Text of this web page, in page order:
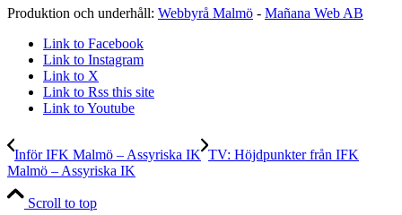
Produktion och underhåll: Webbyrå Malmö - Mañana Web AB
Link to Facebook
Link to Instagram
Link to X
Link to Rss this site
Link to Youtube
Inför IFK Malmö – Assyriska IK TV: Höjdpunkter från IFK
Malmö – Assyriska IK
Scroll to top